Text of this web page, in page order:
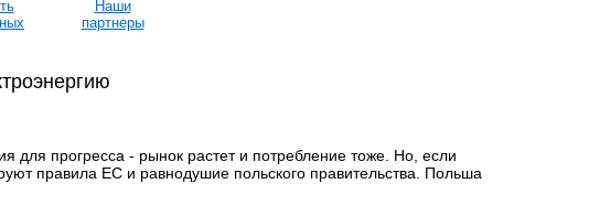
Наши
партнеры
для прогресса - рынок растет и потребление тоже. Но, если
правила ЕС и равнодушие польского правительства. Польша